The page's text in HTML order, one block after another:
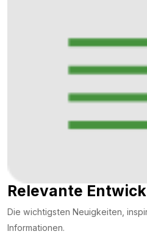
Relevante
Die wichtigsten Neuigkeiten,
Informationen.